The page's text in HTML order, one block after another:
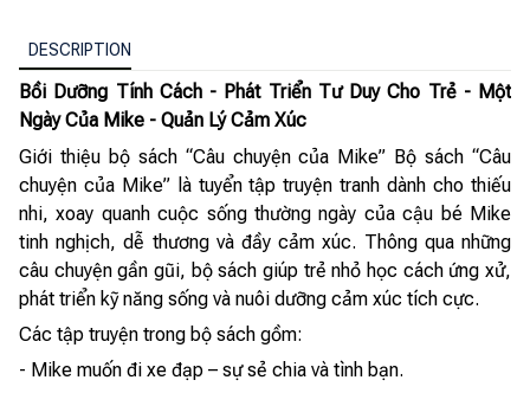
DESCRIPTION
Bồi Dưỡng Tính Cách - Phát Triển Tư Duy Cho Trẻ - Một
Ngày Của Mike - Quản Lý Cảm Xúc
Giới thiệu bộ sách “Câu chuyện của Mike” Bộ sách “Câu
chuyện của Mike” là tuyển tập truyện tranh dành cho thiếu
nhi, xoay quanh cuộc sống thường ngày của cậu bé Mike
tinh nghịch, dễ thương và đầy cảm xúc. Thông qua những
câu chuyện gần gũi, bộ sách giúp trẻ nhỏ học cách ứng xử,
phát triển kỹ năng sống và nuôi dưỡng cảm xúc tích cực.
Các tập truyện trong bộ sách gồm:
- Mike muốn đi xe đạp – sự sẻ chia và tình bạn.